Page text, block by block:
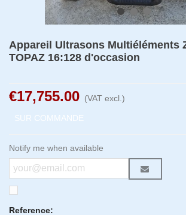
Appareil Ultrasons Multiéléments
TOPAZ 16:128 d'occasion
€17,755.00 (VAT excl.)
SUR COMMANDE
Notify me when available
Reference: